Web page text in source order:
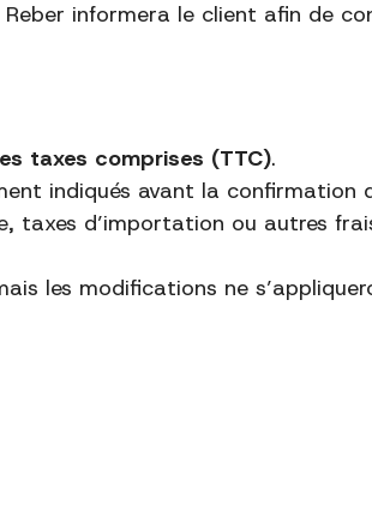
informera le client afin de
taxes comprises (TTC).
indiqués avant la confirmation
taxes d’importation ou autres
les modifications ne